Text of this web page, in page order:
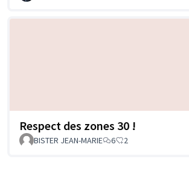
Respect des zones 30 !
BISTER JEAN-MARIE 6 2